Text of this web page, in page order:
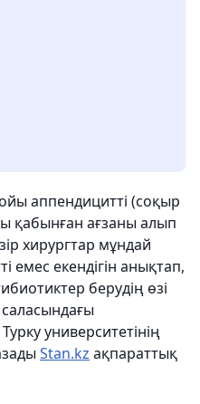
аппендицитті (соқыр
қабынған ағзаны алып
хирургтар мұндай
емес екендігін анықтап,
берудің өзі
саласындағы
университетінің
Stan.kz ақпараттық